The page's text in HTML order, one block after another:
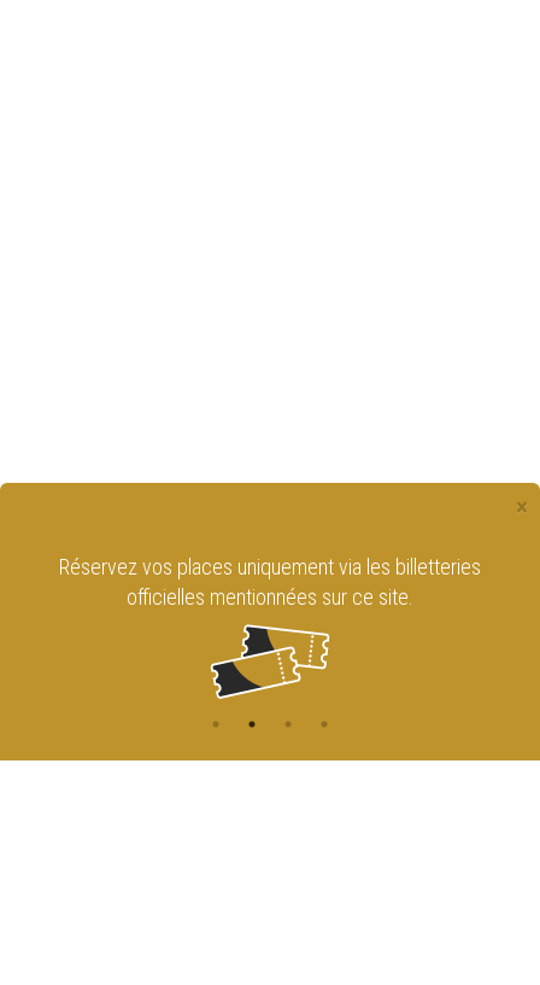
×
Réservez vos places uniquement via les billetteries
officielles mentionnées sur ce site.